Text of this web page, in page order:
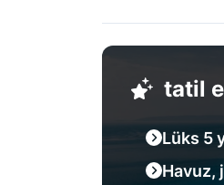
tatil
Lüks 5
Havuz,